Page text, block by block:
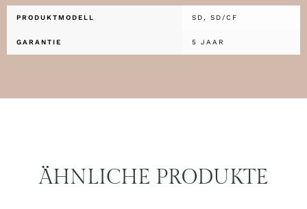
PRODUKTMODELL SD, SD/CF
GARANTIE 5 JAAR
ÄHNLICHE PRODUKTE